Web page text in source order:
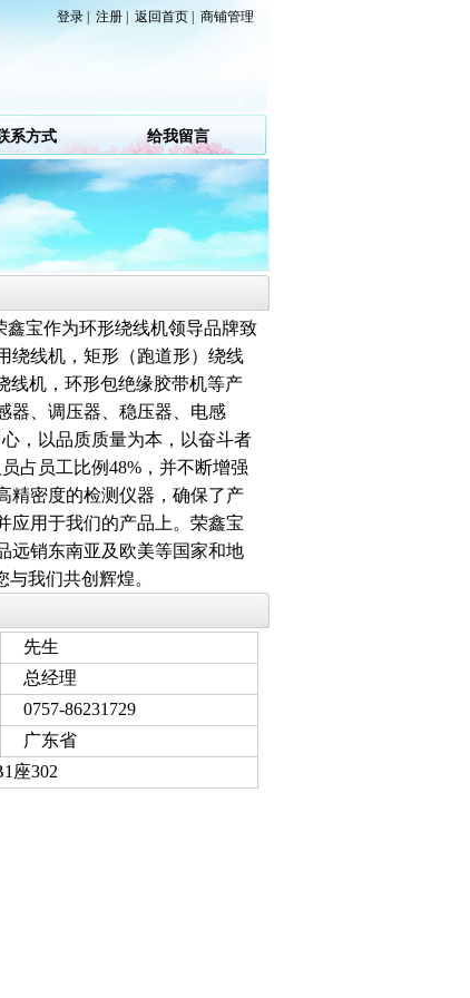
登录 注册 返回首页 商铺管理
系方式 给我留言
宝作为环形绕线机领导品牌致
绕线机，矩形（跑道形）绕线
线机，环形包绝缘胶带机等产
器、调压器、稳压器、电感
，以品质质量为本，以奋斗者
占员工比例48%，并不断增强
精密度的检测仪器，确保了产
应用于我们的产品上。荣鑫宝
远销东南亚及欧美等国家和地
我们共创辉煌。
先生
总经理
0757-86231729
广东省
座302